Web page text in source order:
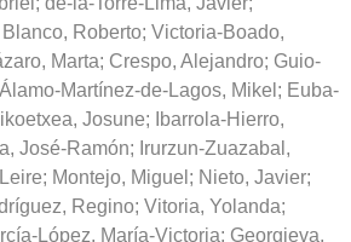
Blanco, Roberto; Victoria-Boado,
Marta; Crespo, Alejandro; Guio-
Martínez-de-Lagos, Mikel ; Euba-
Josune;
Ibarrola-Hierro,
José-Ramón; Irurzun-Zuazabal,
; Montejo, Miguel ; Nieto, Javier;
Regino; Vitoria, Yolanda;
López, María-Victoria; Georgieva,